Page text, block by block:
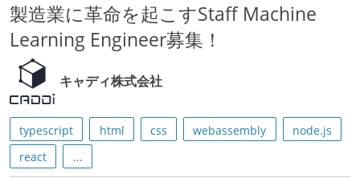
製造業に革命を起こすStaff Machine
Learning Engineer募集！
キャディ株式会社
typescript html css webassembly
node.js
react
...